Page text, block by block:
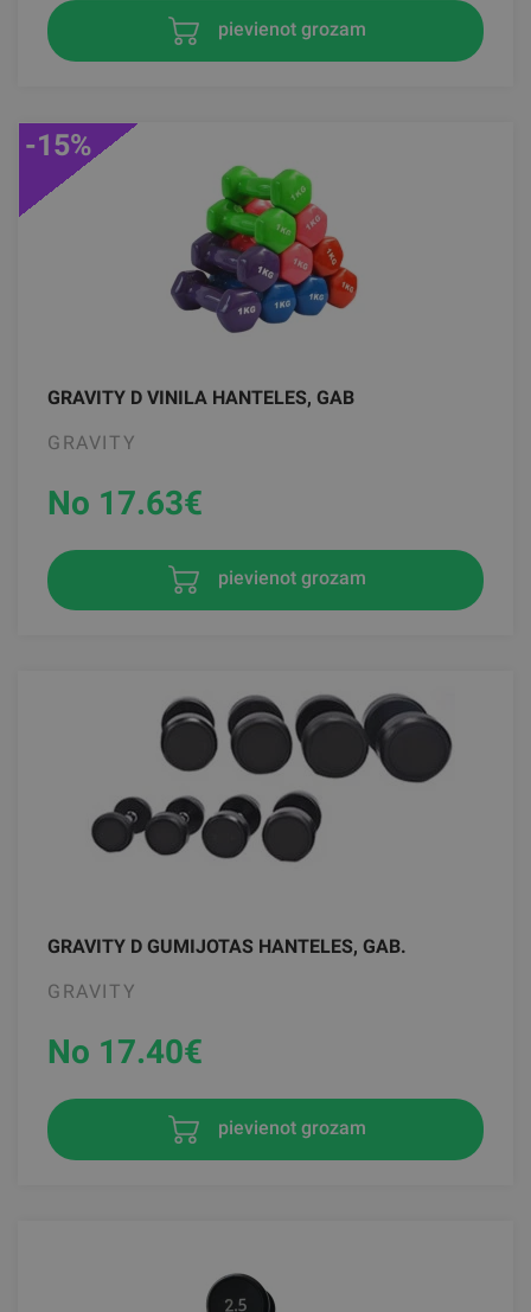
pievienot grozam
GRAVITY D VINILA HANTELES, GAB
GRAVITY
-15%
No 17.63€
pievienot grozam
GRAVITY D GUMIJOTAS HANTELES, GAB.
GRAVITY
No 17.40€
pievienot grozam